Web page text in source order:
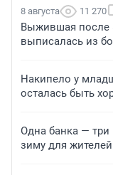
8 августа 11 270
Выжившая после
выписалась из
Накипело у
осталась быть
Одна банка — три
зиму для